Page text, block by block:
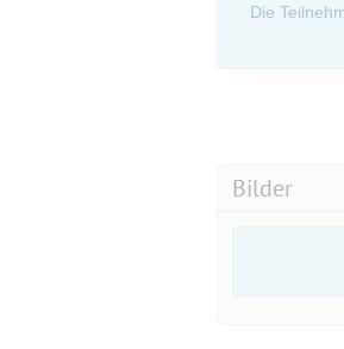
Die
Bilder